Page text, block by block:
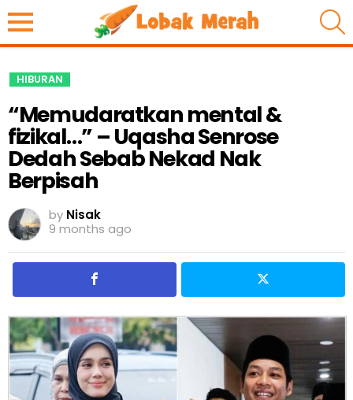
HIBURAN
“Memudaratkan mental &
fizikal…” – Uqasha Senrose
Dedah Sebab Nekad Nak
Berpisah
by Nisak
9 months ago